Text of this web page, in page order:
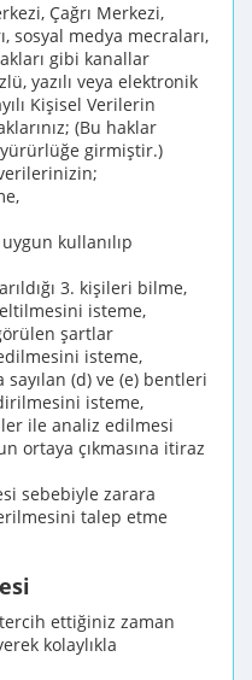
Çağrı Merkezi,
sosyal medya mecraları,
gibi kanallar
yazılı veya elektronik
Kişisel Verilerin
(Bu haklar
girmiştir.)
kullanılıp
3. kişileri bilme,
isteme,
şartlar
isteme,
sayılan (d) ve (e) bentleri
isteme,
ile analiz edilmesi
ortaya çıkmasına itiraz
sebebiyle zarara
talep etme
ettiğiniz zaman
kolaylıkla